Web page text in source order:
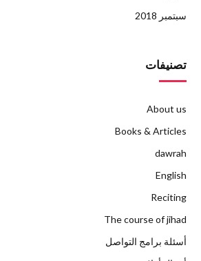
سبتمبر 2018
تصنيفات
About us
Books & Articles
dawrah
English
Reciting
The course of jihad
أسئلة برامج التواصل